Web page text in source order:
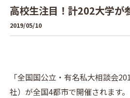
高校生注目！計202大学が
2019/05/10
「全国国公立・有名私大相談会
社）が全国4都市で開催されます。